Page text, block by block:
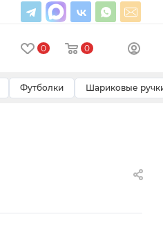
0 0
Футболки Шариковые